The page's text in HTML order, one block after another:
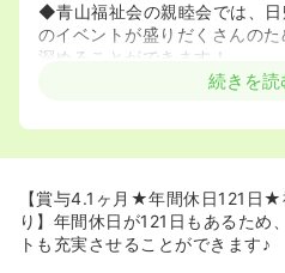
◆青山福祉会の親睦会では、
のイベントが盛りだくさんの
深めることができます！
続きを読
【賞与4.1ヶ月★年間休日121日
り】年間休日が121日もあるため
トも充実させることができます♪